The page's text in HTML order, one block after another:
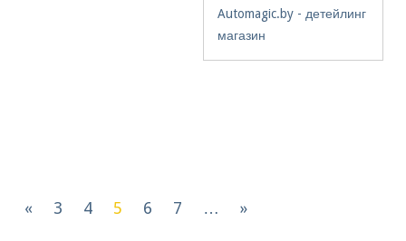
Automagic.by - детейлинг
магазин
« 3 4 5 6 7 … »